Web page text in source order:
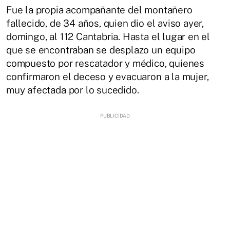
Fue la propia acompañante del montañero
fallecido, de 34 años, quien dio el aviso ayer,
domingo, al 112 Cantabria. Hasta el lugar en el
que se encontraban se desplazo un equipo
compuesto por rescatador y médico, quienes
confirmaron el deceso y evacuaron a la mujer,
muy afectada por lo sucedido.